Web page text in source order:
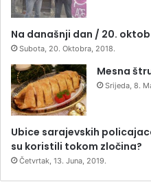
Na današnji dan / 20.
Subota, 20. Oktobra, 2018.
Mesna
Srijeda, 8.
Ubice sarajevskih
su koristili tokom zločina?
Četvrtak, 13. Juna, 2019.